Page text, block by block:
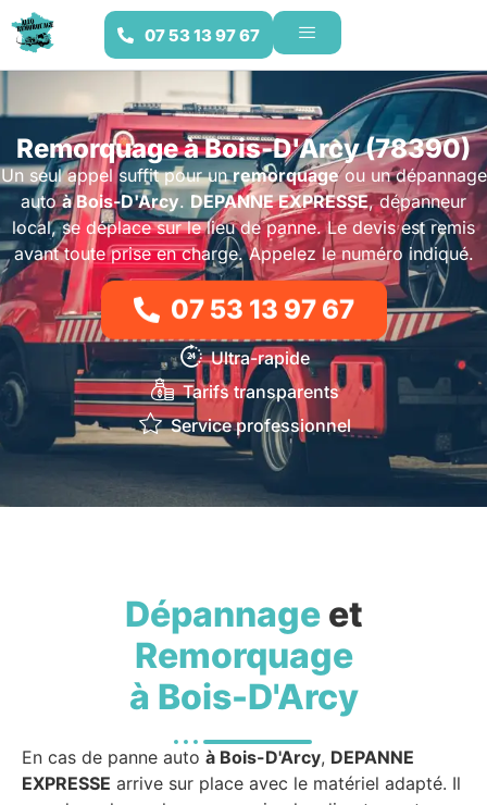
07 53 13 97 67
Remorquage à Bois-D'Arcy (78390)
Un seul appel suffit pour unremorquageou un dépannage
autoà Bois-D'Arcy. DEPANNE EXPRESSE, dépanneur
local, se déplace sur le lieu de panne. Le devis est remis
avant toute prise en charge. Appelez le numéro indiqué.
07 53 13 97 67
Ultra-rapide
Tarifs transparents
Service professionnel
Dépannageet
Remorquage
à Bois-D'Arcy
En cas de panne auto à Bois-D'Arcy, DEPANNE
EXPRESSE arrive sur place avec le matériel adapté. Il